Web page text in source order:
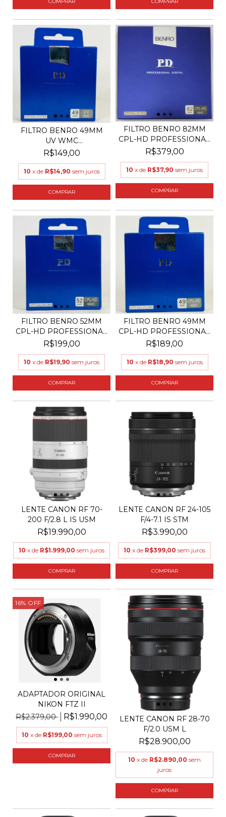
FILTRO BENRO 49MM
UV WMC
PROFESSIONAL DI...
R$149,00
10 x de R$14,90 sem juros
FILTRO BENRO 82MM
CPL-HD PROFESSIONAL
DI...
R$379,00
10 x de R$37,90 sem juros
FILTRO BENRO 52MM
CPL-HD PROFESSIONAL
DI...
R$199,00
10 x de R$19,90 sem juros
FILTRO BENRO 49MM
CPL-HD PROFESSIONAL
DI...
R$189,00
10 x de R$18,90 sem juros
LENTE CANON RF 70-
200 F/2.8 L IS USM
R$19.990,00
10 x de R$1.999,00 sem juros
LENTE CANON RF 24-105
F/4-7.1 IS STM
R$3.990,00
10 x de R$399,00 sem juros
16% OFF
ADAPTADOR ORIGINAL
NIKON FTZ II
R$2.379,00
R$1.990,00
10 x de R$199,00 sem juros
LENTE CANON RF 28-70
F/2.0 USM L
R$28.900,00
10 x de R$2.890,00 sem
juros